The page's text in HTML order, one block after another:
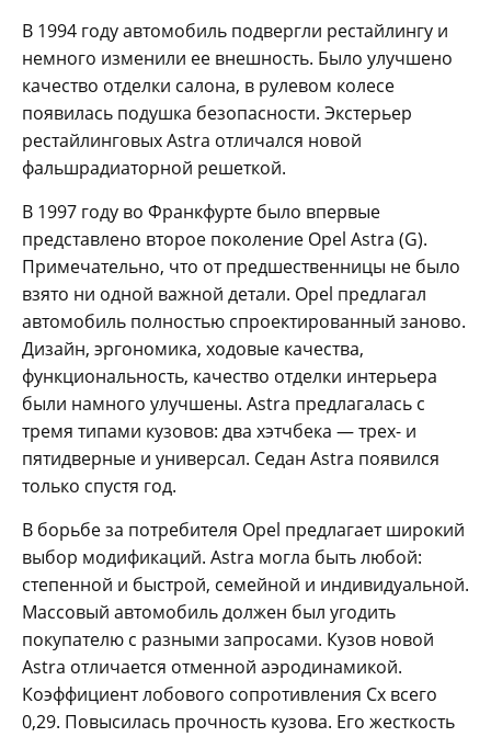
В 1994 году автомобиль подвергли рестайлингу и
немного изменили ее внешность. Было улучшено
качество отделки салона, в рулевом колесе
появилась подушка безопасности. Экстерьер
рестайлинговых Astra отличался новой
фальшрадиаторной решеткой.
В 1997 году во Франкфурте было впервые
представлено второе поколение Opel Astra (G).
Примечательно, что от предшественницы не было
взято ни одной важной детали. Opel предлагал
автомобиль полностью спроектированный заново.
Дизайн, эргономика, ходовые качества,
функциональность, качество отделки интерьера
были намного улучшены. Astra предлагалась с
тремя типами кузовов: два хэтчбека — трех- и
пятидверные и универсал. Седан Astra появился
только спустя год.
В борьбе за потребителя Opel предлагает широкий
выбор модификаций. Astra могла быть любой:
степенной и быстрой, семейной и индивидуальной.
Массовый автомобиль должен был угодить
покупателю с разными запросами. Кузов новой
Astra отличается отменной аэродинамикой.
Коэффициент лобового сопротивления Cx всего
0,29. Повысилась прочность кузова. Его жесткость